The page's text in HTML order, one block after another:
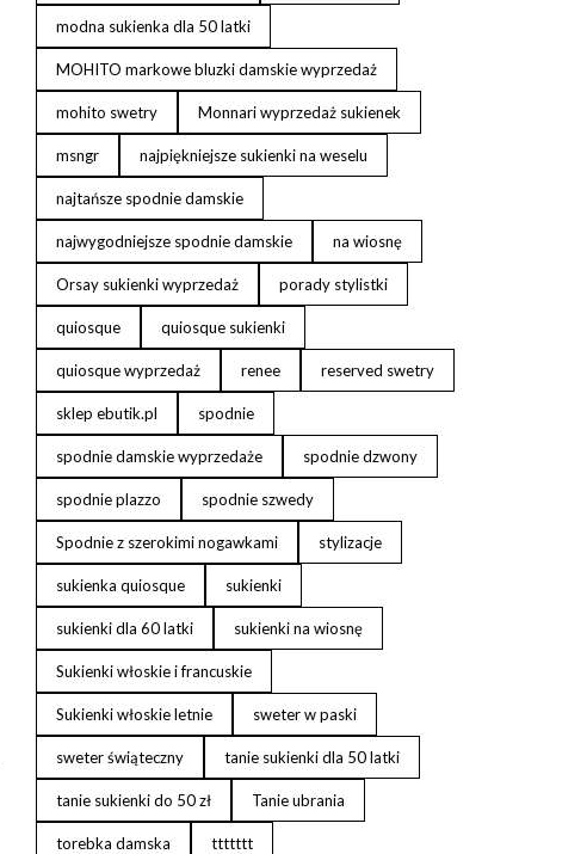
modna sukienka dla 50 latki
MOHITO markowe bluzki damskie wyprzedaż
mohito swetry Monnari wyprzedaż sukienek
msngr najpiękniejsze sukienki na weselu
najtańsze spodnie damskie
najwygodniejsze spodnie damskie na wiosnę
Orsay sukienki wyprzedaż porady stylistki
quiosque quiosque sukienki
quiosque wyprzedaż renee reserved swetry
sklep ebutik.pl spodnie
spodnie damskie wyprzedaże spodnie dzwony
spodnie plazzo spodnie szwedy
Spodnie z szerokimi nogawkami stylizacje
sukienka quiosque sukienki
sukienki dla 60 latki sukienki na wiosnę
Sukienki włoskie i francuskie
Sukienki włoskie letnie sweter w paski
sweter świąteczny tanie sukienki dla 50 latki
tanie sukienki do 50 zł Tanie ubrania
torebka damska ttttttt